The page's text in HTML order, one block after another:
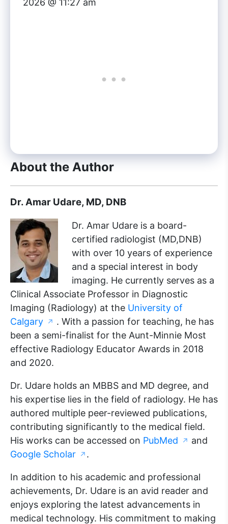
About the Author
Dr. Amar Udare, MD, DNB
Dr. Amar Udare is a board-
certified radiologist (MD,DNB)
with over 10 years of experience
and a special interest in body
imaging. He currently serves as a
Clinical Associate Professor in Diagnostic
Imaging (Radiology) at the University of
Calgary ↗ . With a passion for teaching, he has
been a semi-finalist for the Aunt-Minnie Most
effective Radiology Educator Awards in 2018
and 2020.
Dr. Udare holds an MBBS and MD degree, and
his expertise lies in the field of radiology. He has
authored multiple peer-reviewed publications,
contributing significantly to the medical field.
His works can be accessed on PubMed ↗ and
Google Scholar ↗ .
In addition to his academic and professional
achievements, Dr. Udare is an avid reader and
enjoys exploring the latest advancements in
medical technology. His commitment to making